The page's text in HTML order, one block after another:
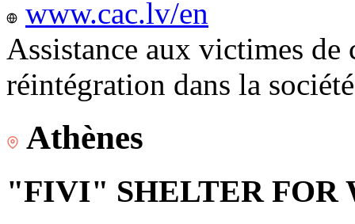
www.cac.lv/en
Assistance aux victimes
réintégration dans la
Athènes
"FIVI" SHELTER FOR